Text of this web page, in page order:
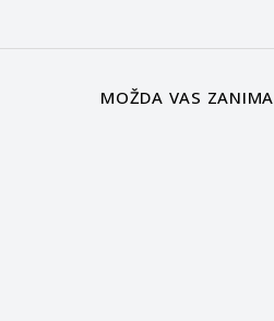
MOŽDA VAS ZANIMA